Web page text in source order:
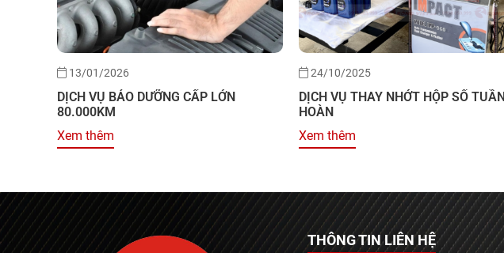
13/01/2026
DỊCH VỤ BẢO DƯỠNG CẤP LỚN
80.000KM
Xem thêm
24/10/2025
DỊCH VỤ THAY NHỚT HỘP SỐ TUẦN
HOÀN
Xem thêm
THÔNG TIN LIÊN HỆ